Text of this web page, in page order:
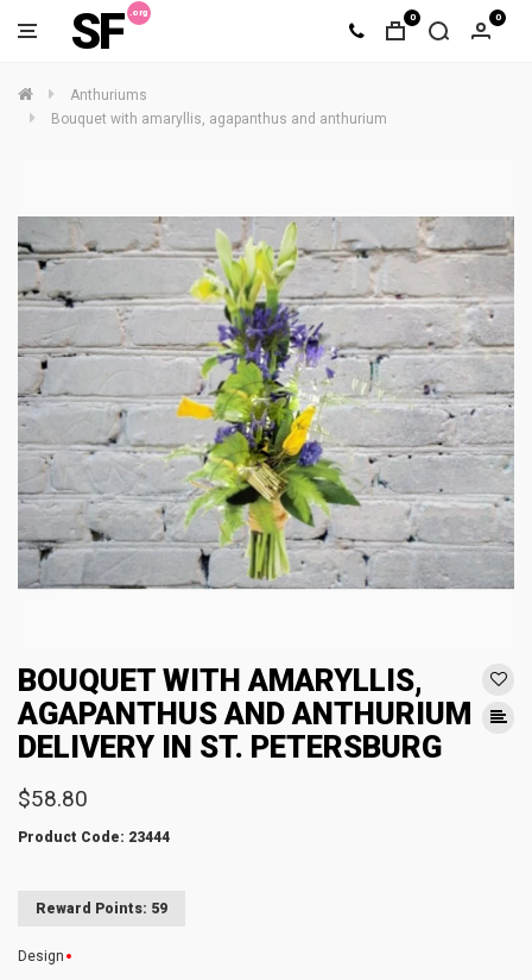
SF 0 0
Anthuriums
Bouquet with amaryllis, agapanthus and anthurium
BOUQUET WITH AMARYLLIS,
AGAPANTHUS AND ANTHURIUM
DELIVERY IN ST. PETERSBURG
$58.80
Product Code: 23444
Reward Points: 59
Design